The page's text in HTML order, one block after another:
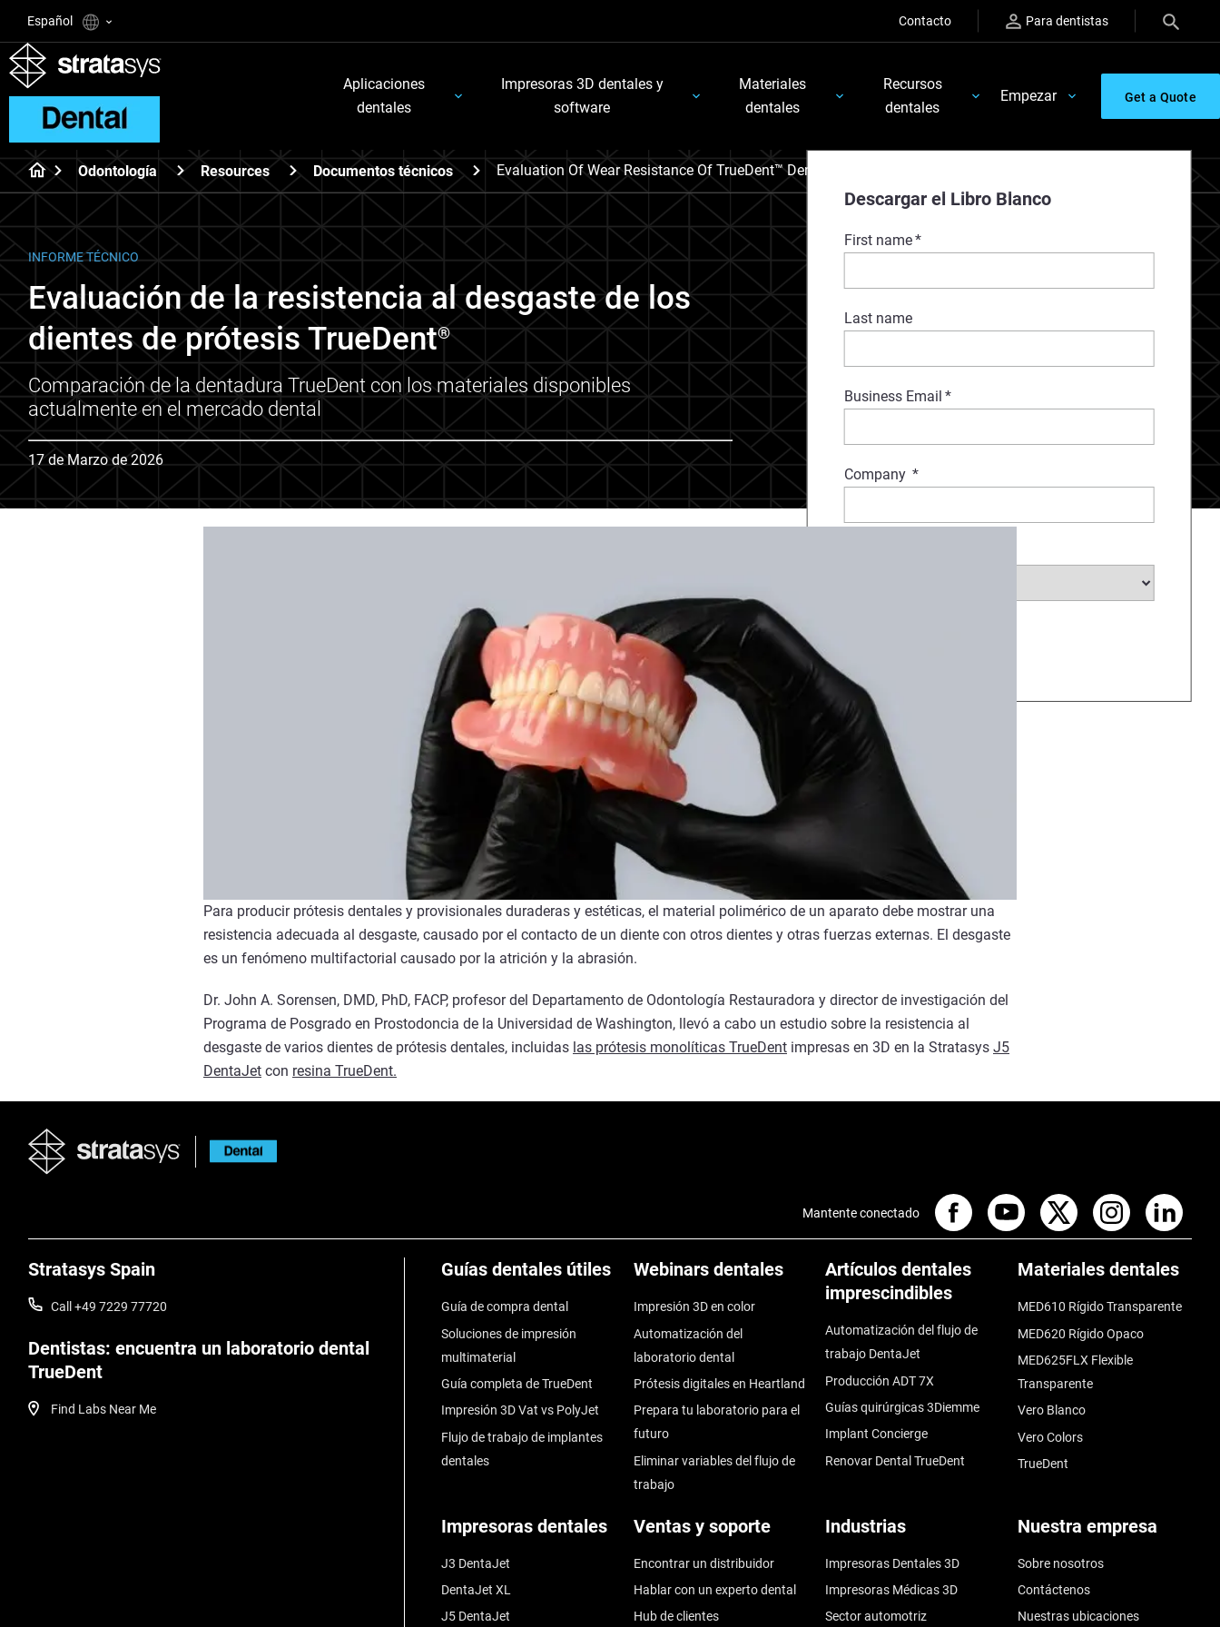
Español Contacto Para dentistas
Aplicaciones
dentales
Impresoras 3D dentales y
software
Materiales
dentales
Recursos
dentales
Empezar Get a Quote
Odontología Resources Documentos técnicos Evaluation Of Wear Resistance Of TrueDent™ Denture Teeth
Descargar el Libro Blanco
First name*
Last name
Business Email *
Company *
INFORME TÉCNICO
Evaluación de la resistencia al desgaste de los
dientes de prótesis TrueDent®
Comparación de la dentadura TrueDent con los materiales disponibles
actualmente en el mercado dental
17 de Marzo de 2026
Para producir prótesis dentales y provisionales duraderas y estéticas, el material polimérico de un aparato debe mostrar una
resistencia adecuada al desgaste, causado por el contacto de un diente con otros dientes y otras fuerzas externas. El desgaste
es un fenómeno multifactorial causado por la atrición y la abrasión.
Dr. John A. Sorensen, DMD, PhD, FACP, profesor del Departamento de Odontología Restauradora y director de investigación del
Programa de Posgrado en Prostodoncia de la Universidad de Washington, llevó a cabo un estudio sobre la resistencia al
desgaste de varios dientes de prótesis dentales, incluidas las prótesis monolíticas TrueDent impresas en 3D en la Stratasys J5
DentaJet con resina TrueDent.
Stratasys Spain
Call +49 7229 77720
Dentistas: encuentra un laboratorio dental
TrueDent
Find Labs Near Me
Guías dentales útiles
Guía de compra dental
Soluciones de impresión
multimaterial
Guía completa de TrueDent
Impresión 3D Vat vs PolyJet
Flujo de trabajo de implantes
dentales
Webinars dentales
Impresión 3D en color
Automatización del
laboratorio dental
Prótesis digitales en Heartland
Prepara tu laboratorio para el
futuro
Eliminar variables del flujo de
trabajo
Artículos dentales
imprescindibles
Automatización del flujo de
trabajo DentaJet
Producción ADT 7X
Guías quirúrgicas 3Diemme
Implant Concierge
Renovar Dental TrueDent
Materiales dentales
MED610 Rígido Transparente
MED620 Rígido Opaco
MED625FLX Flexible
Transparente
Vero Blanco
Vero Colors
TrueDent
Impresoras dentales
J3 DentaJet
DentaJet XL
J5 DentaJet
Ventas y soporte
Encontrar un distribuidor
Hablar con un experto dental
Hub de clientes
Industrias
Impresoras Dentales 3D
Impresoras Médicas 3D
Sector automotriz
Nuestra empresa
Sobre nosotros
Contáctenos
Nuestras ubicaciones
Mantente conectado